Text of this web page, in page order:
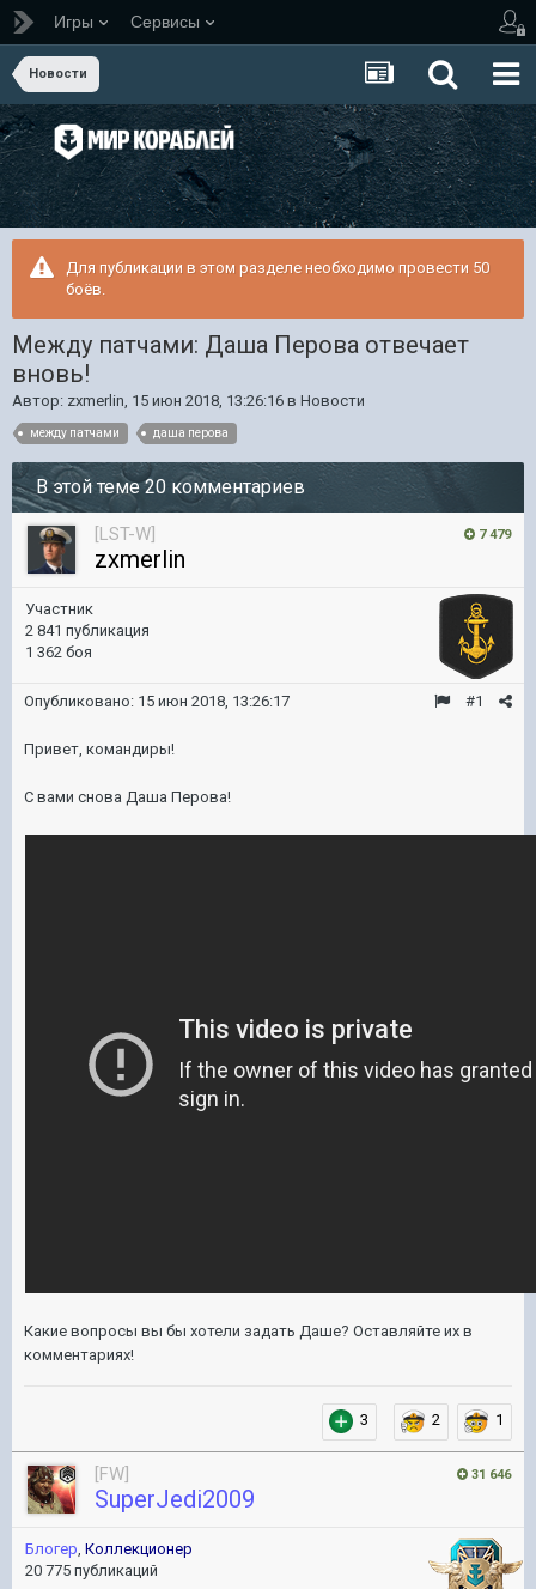
Игры Сервисы
Новости
Для публикации в этом разделе необходимо провести 50
боёв.
Между патчами: Даша Перова отвечает
вновь!
Автор: zxmerlin, 15 июн 2018, 13:26:16 в Новости
между патчами даша перова
В этой теме 20 комментариев
7 479
[LST-W]
zxmerlin
Участник
2 841 публикация
1 362 боя
#1
Опубликовано: 15 июн 2018, 13:26:17
Привет, командиры!
С вами снова Даша Перова!
Какие вопросы вы бы хотели задать Даше? Оставляйте их в
комментариях!
3 2 1
31 646
[FW]
SuperJedi2009
Блогер Коллекционер
20 775 публикаций